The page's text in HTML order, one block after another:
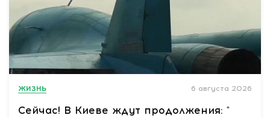
ЖИЗНЬ 6 августа 2026
Сейчас! В Киеве ждут продолжения: "